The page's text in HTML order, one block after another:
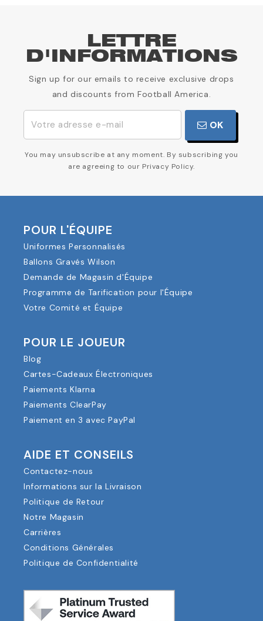
LETTRE
D'INFORMATIONS
Sign up for our emails to receive exclusive drops
and discounts from Football America.
OK
You may unsubscribe at any moment. By subscribing you
are agreeing to our Privacy Policy.
POUR L'ÉQUIPE
Uniformes Personnalisés
Ballons Gravés Wilson
Demande de Magasin d'Équipe
Programme de Tarification pour l'Équipe
Votre Comité et Équipe
POUR LE JOUEUR
Blog
Cartes-Cadeaux Électroniques
Paiements Klarna
Paiements ClearPay
Paiement en 3 avec PayPal
AIDE ET CONSEILS
Contactez-nous
Informations sur la Livraison
Politique de Retour
Notre Magasin
Carrières
Conditions Générales
Politique de Confidentialité